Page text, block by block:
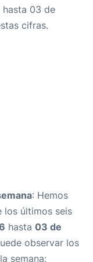
hasta 03 de
cifras.
: Hemos
los últimos seis
hasta 03 de
observar los
semana: